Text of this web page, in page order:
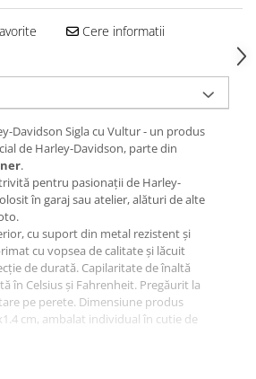
Cere informatii
Davidson Sigla cu Vultur - un produs
de Harley-Davidson, parte din
.
pentru pasionații de Harley-
în garaj sau atelier, alături de alte
cu suport din metal rezistent și
cu vopsea de calitate și lăcuit
de durată. Capilaritate de înaltă
în Celsius și Fahrenheit. Pregăurit la
pe perete. Dimensiune produs
cm, ambalat individual în cutie de
pasionații de Harley-Davidson și